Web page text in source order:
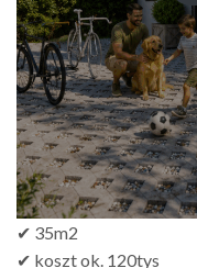
✔ 35m2
✔ koszt ok. 120tys